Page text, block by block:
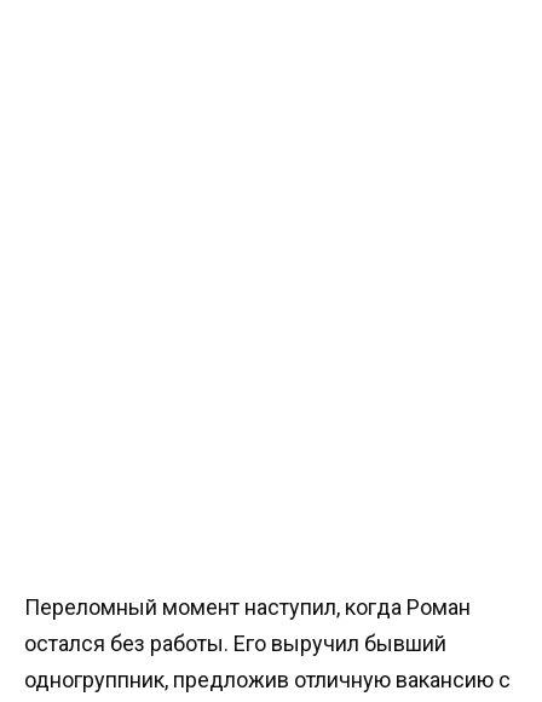
Переломный момент наступил, когда Роман
остался без работы. Его выручил бывший
одногруппник, предложив отличную вакансию с